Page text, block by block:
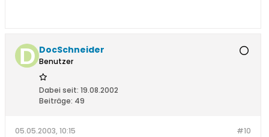
DocSchneider
Benutzer
Dabei seit: 19.08.2002
Beiträge: 49
#10
05.05.2003, 10:15